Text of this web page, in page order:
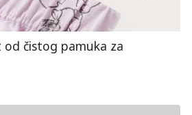
od čistog pamuka za